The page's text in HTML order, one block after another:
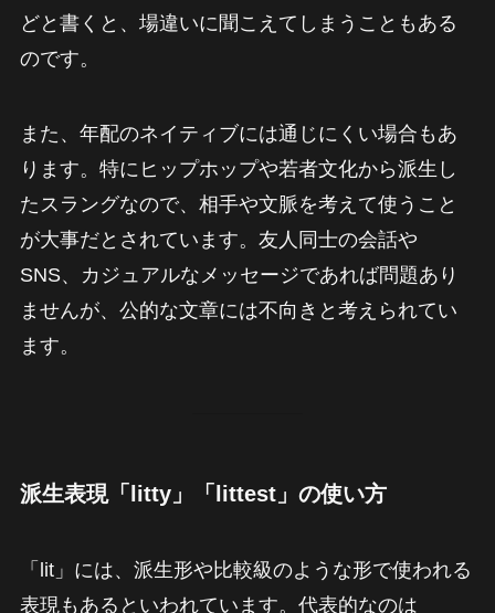
どと書くと、場違いに聞こえてしまうこともある
のです。
また、年配のネイティブには通じにくい場合もあ
ります。特にヒップホップや若者文化から派生し
たスラングなので、相手や文脈を考えて使うこと
が大事だとされています。友人同士の会話や
SNS、カジュアルなメッセージであれば問題あり
ませんが、公的な文章には不向きと考えられてい
ます。
派生表現「litty」「littest」の使い方
「lit」には、派生形や比較級のような形で使われる
表現もあるといわれています。代表的なのは